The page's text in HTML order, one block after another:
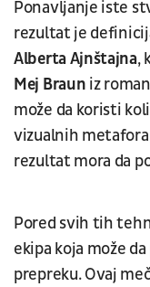
Ponavljanje iste
rezultat je
Alberta Ajnštajna,
Mej Braun iz
može da koristi
vizualnih
rezultat mora da
Pored svih tih
ekipa koja može
prepreku. Ovaj